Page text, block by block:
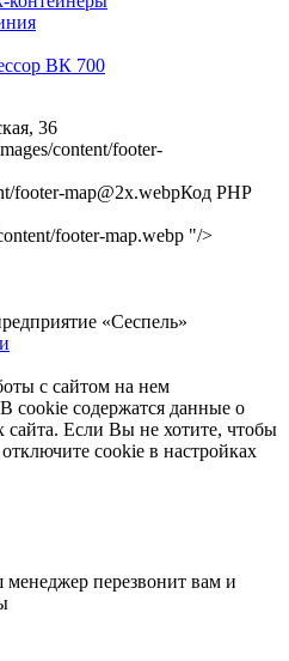
ВК 700
36
footer-map@2x.webpКод PHP
footer-map.webp "/>
«Сеспель»
с сайтом на нем
cookie содержатся данные о
Если Вы не хотите, чтобы
cookie в настройках
менеджер перезвонит вам и